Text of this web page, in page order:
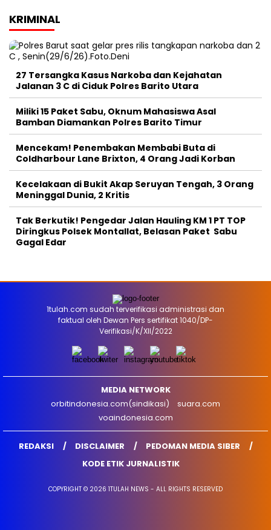
KRIMINAL
27 Tersangka Kasus Narkoba dan Kejahatan
Jalanan 3 C di Ciduk Polres Barito Utara
Miliki 15 Paket Sabu, Oknum Mahasiswa Asal
Bamban Diamankan Polres Barito Timur
Mencekam! Penembakan Membabi Buta di
Coldharbour Lane Brixton, 4 Orang Jadi Korban
Kecelakaan di Bukit Akap Seruyan Tengah, 3 Orang
Meninggal Dunia, 2 Kritis
Tak Berkutik! Pengedar Jalan Hauling KM 1 PT TOP
Diringkus Polsek Montallat, Belasan Paket Sabu
Gagal Edar
1tulah.com sudah terverifikasi administrasi dan
faktual oleh Dewan Pers sertifikat 1040/DP-
Verifikasi/K/XII/2022
MEDIA NETWORK
orbitindonesia.com(sindikasi)
suara.com
voaindonesia.com
REDAKSI DISCLAIMER
PEDOMAN MEDIA SIBER
KODE ETIK JURNALISTIK
COPYRIGHT © 2026 1TULAH NEWS - ALL RIGHTS RESERVED